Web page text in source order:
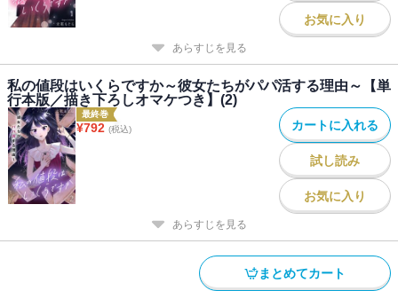
お気に入り
あらすじを見る
私の値段はいくらですか～彼女たちがパパ活する理由～【単
行本版／描き下ろしオマケつき】(2)
最終巻
¥792 (税込) カートに入れる
試し読み
お気に入り
あらすじを見る
まとめてカート